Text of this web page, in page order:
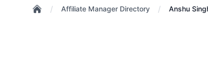
/ Affiliate Manager Directory / Anshu